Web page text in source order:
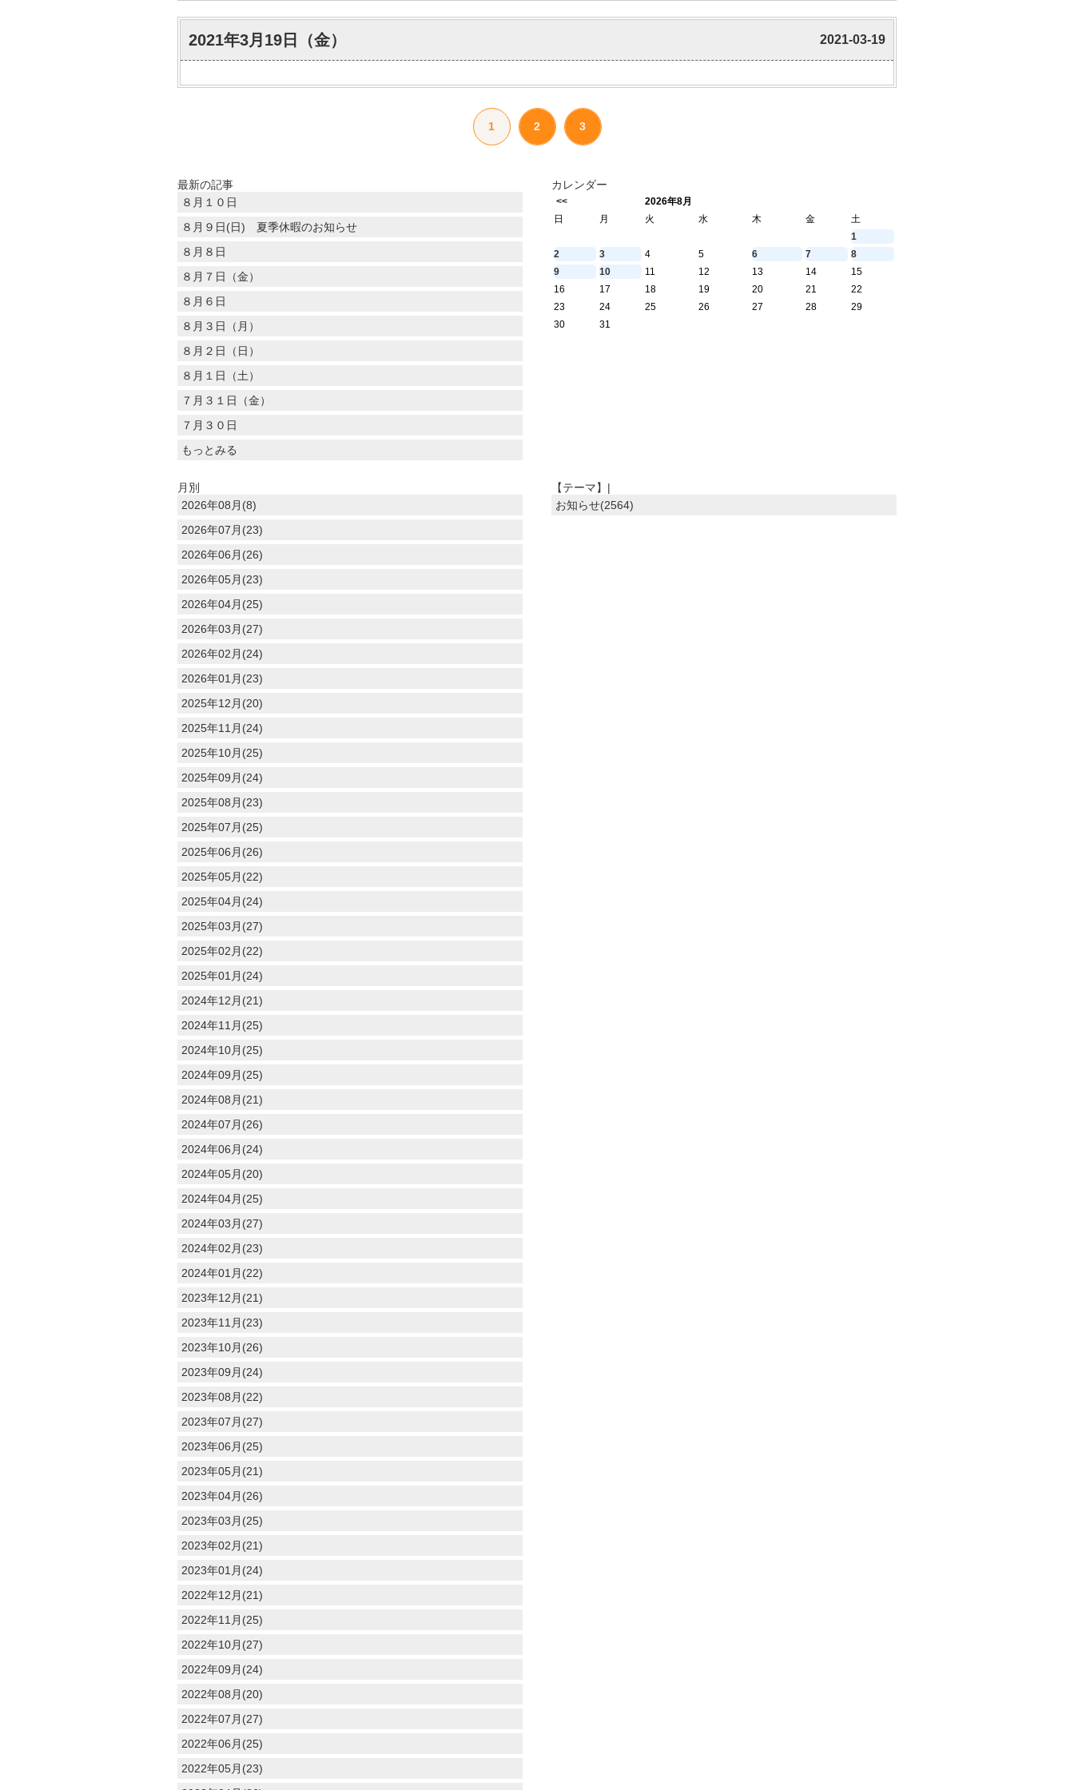
2021年3月19日（金） 2021-03-19
1 2 3
最新の記事
８月１０日
８月９日(日) 夏季休暇のお知らせ
８月８日
８月７日（金）
８月６日
８月３日（月）
８月２日（日）
８月１日（土）
７月３１日（金）
７月３０日
もっとみる
カレンダー
<<
2026年8月
日
月 火 水 木 金
土
1
2
3 4 5 6 7
8
9
10 11 12 13 14
15
16
17 18 19 20 21
22
23
24 25 26 27 28
29
30
31
月別
2026年08月(8)
2026年07月(23)
2026年06月(26)
2026年05月(23)
2026年04月(25)
2026年03月(27)
2026年02月(24)
2026年01月(23)
2025年12月(20)
2025年11月(24)
2025年10月(25)
2025年09月(24)
2025年08月(23)
2025年07月(25)
2025年06月(26)
2025年05月(22)
2025年04月(24)
2025年03月(27)
2025年02月(22)
2025年01月(24)
2024年12月(21)
2024年11月(25)
2024年10月(25)
2024年09月(25)
2024年08月(21)
2024年07月(26)
2024年06月(24)
2024年05月(20)
2024年04月(25)
2024年03月(27)
2024年02月(23)
2024年01月(22)
2023年12月(21)
2023年11月(23)
2023年10月(26)
2023年09月(24)
2023年08月(22)
2023年07月(27)
2023年06月(25)
2023年05月(21)
2023年04月(26)
2023年03月(25)
2023年02月(21)
2023年01月(24)
2022年12月(21)
2022年11月(25)
2022年10月(27)
2022年09月(24)
2022年08月(20)
2022年07月(27)
2022年06月(25)
2022年05月(23)
【テーマ】|
お知らせ(2564)